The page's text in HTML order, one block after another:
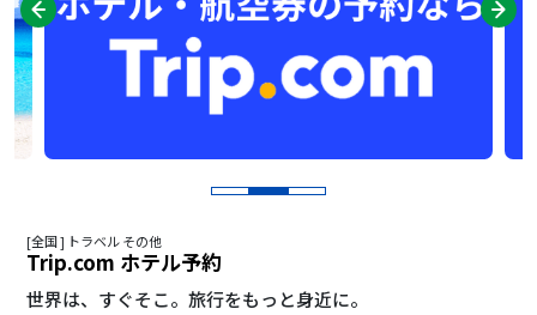
[全国 ] トラベル その他
Trip.com ホテル予約
世界は、すぐそこ。旅行をもっと身近に。